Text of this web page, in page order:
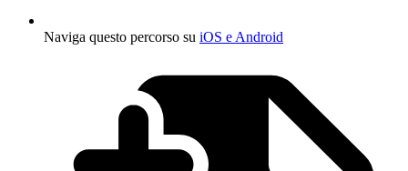
Naviga questo percorso su iOS e Android